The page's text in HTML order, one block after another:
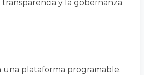
y la gobernanza
una plataforma programable.